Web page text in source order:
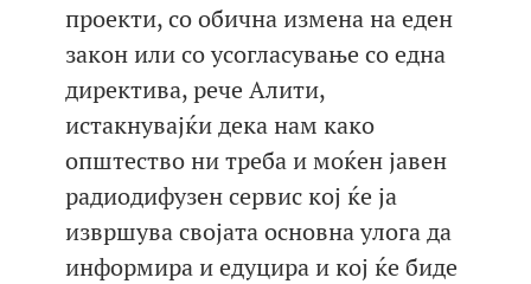
проекти, со обична измена на еден
закон или со усогласување со една
директива, рече Алити,
истакнувајќи дека нам како
општество ни треба и моќен јавен
радиодифузен сервис кој ќе ја
извршува својата основна улога да
информира и едуцира и кој ќе биде